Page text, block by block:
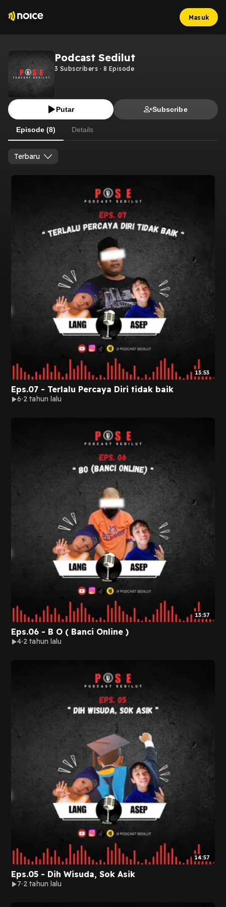
Masuk
Podcast Sedilut
3 Subscribers · 8 Episode
Putar Subscribe
Episode (8) Details
Terbaru
13:53
Eps.07 - Terlalu Percaya Diri tidak baik
6 2 tahun lalu
13:57
Eps.06 - B O ( Banci Online )
4 2 tahun lalu
14:57
Eps.05 - Dih Wisuda, Sok Asik
7 2 tahun lalu